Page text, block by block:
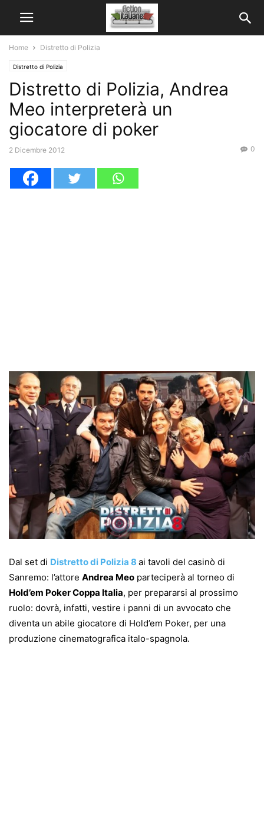
Home Distretto di Polizia
Distretto di Polizia
Distretto di Polizia, Andrea
Meo interpreterà un
giocatore di poker
2 Dicembre 2012 0
Dal set di Distretto di Polizia 8 ai tavoli del casinò di
Sanremo: l’attore Andrea Meo parteciperà al torneo di
Hold’em Poker Coppa Italia, per prepararsi al prossimo
ruolo: dovrà, infatti, vestire i panni di un avvocato che
diventa un abile giocatore di Hold’em Poker, per una
produzione cinematografica italo-spagnola.